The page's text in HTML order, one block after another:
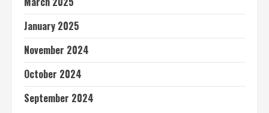
January 2025
November 2024
October 2024
September 2024